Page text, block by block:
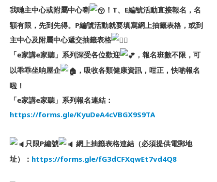
我哋主中心或附屬中心喇
！T、E編號活動直接報名，名
額有限，先到先得。P編號活動就要填寫網上抽籤表格，或到
主中心及附屬中心遞交抽籤表格
「e家講e家聽」系列深受各位歡迎
，報名班數不限，可
以乖乖坐响屋企
，吸收各類健康資訊，咁正，快啲報名
啦！
「e家講e家聽」系列報名連結：
https://forms.gle/KyuDeA4cVBGX9S9TA
只限P編號
網上抽籤表格連結（必須提供電郵地
址）： https://forms.gle/fG3dCFXqwEt7vd4Q8